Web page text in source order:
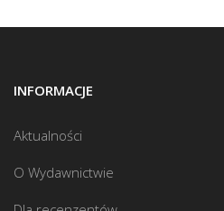
INFORMACJE
Aktualności
O Wydawnictwie